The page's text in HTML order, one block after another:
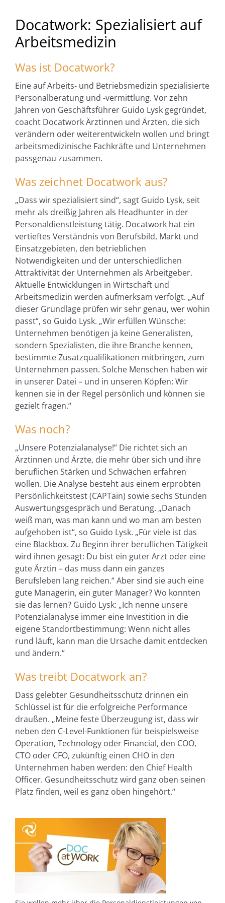
Docatwork: Spezialisiert auf
Arbeitsmedizin
Was ist Docatwork?
Eine auf Arbeits- und Betriebsmedizin spezialisierte
Personalberatung und -vermittlung. Vor zehn
Jahren von Geschäftsführer Guido Lysk gegründet,
coacht Docatwork Ärztinnen und Ärzten, die sich
verändern oder weiterentwickeln wollen und bringt
arbeitsmedizinische Fachkräfte und Unternehmen
passgenau zusammen.
Was zeichnet Docatwork aus?
„Dass wir spezialisiert sind“, sagt Guido Lysk, seit
mehr als dreißig Jahren als Headhunter in der
Personaldienstleistung tätig. Docatwork hat ein
vertieftes Verständnis von Berufsbild, Markt und
Einsatzgebieten, den betrieblichen
Notwendigkeiten und der unterschiedlichen
Attraktivität der Unternehmen als Arbeitgeber.
Aktuelle Entwicklungen in Wirtschaft und
Arbeitsmedizin werden aufmerksam verfolgt. „Auf
dieser Grundlage prüfen wir sehr genau, wer wohin
passt“, so Guido Lysk. „Wir erfüllen Wünsche:
Unternehmen benötigen ja keine Generalisten,
sondern Spezialisten, die ihre Branche kennen,
bestimmte Zusatzqualifikationen mitbringen, zum
Unternehmen passen. Solche Menschen haben wir
in unserer Datei – und in unseren Köpfen: Wir
kennen sie in der Regel persönlich und können sie
gezielt fragen.“
Was noch?
„Unsere Potenzialanalyse!“ Die richtet sich an
Ärztinnen und Ärzte, die mehr über sich und ihre
beruflichen Stärken und Schwächen erfahren
wollen. Die Analyse besteht aus einem erprobten
Persönlichkeitstest (CAPTain) sowie sechs Stunden
Auswertungsgespräch und Beratung. „Danach
weiß man, was man kann und wo man am besten
aufgehoben ist“, so Guido Lysk. „Für viele ist das
eine Blackbox. Zu Beginn ihrer beruflichen Tätigkeit
wird ihnen gesagt: Du bist ein guter Arzt oder eine
gute Ärztin – das muss dann ein ganzes
Berufsleben lang reichen.“ Aber sind sie auch eine
gute Managerin, ein guter Manager? Wo konnten
sie das lernen? Guido Lysk: „Ich nenne unsere
Potenzialanalyse immer eine Investition in die
eigene Standortbestimmung: Wenn nicht alles
rund läuft, kann man die Ursache damit entdecken
und ändern.“
Was treibt Docatwork an?
Dass gelebter Gesundheitsschutz drinnen ein
Schlüssel ist für die erfolgreiche Performance
draußen. „Meine feste Überzeugung ist, dass wir
neben den C-Level-Funktionen für beispielsweise
Operation, Technology oder Financial, den COO,
CTO oder CFO, zukünftig einen CHO in den
Unternehmen haben werden: den Chief Health
Officer. Gesundheitsschutz wird ganz oben seinen
Platz finden, weil es ganz oben hingehört.“